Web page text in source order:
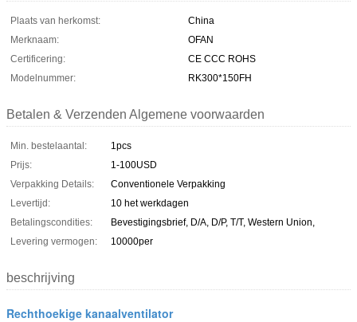
Plaats van herkomst:
China
Merknaam:
OFAN
Certificering:
CE CCC ROHS
Modelnummer:
RK300*150FH
Betalen & Verzenden Algemene voorwaarden
Min. bestelaantal:
1pcs
Prijs:
1-100USD
Verpakking Details:
Conventionele Verpakking
Levertijd:
10 het werkdagen
Betalingscondities:
Bevestigingsbrief, D/A, D/P, T/T, Western Union,
Levering vermogen:
10000per
beschrijving
Rechthoekige kanaalventilator